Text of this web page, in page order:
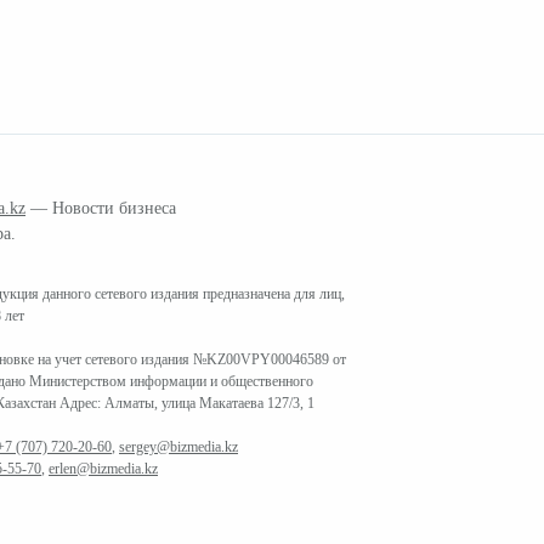
— Новости бизнеса
данного сетевого издания предназначена для лиц,
лет
на учет сетевого издания №KZ00VPY00046589 от
Министерством информации и общественного
Адрес: Алматы, улица Макатаева 127/3, 1
(707) 720-20-60, sergey@bizmedia.kz
55-70, erlen@bizmedia.kz